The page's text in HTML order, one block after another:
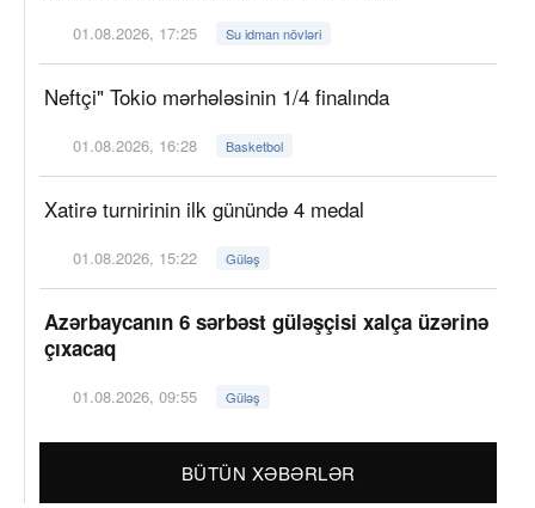
01.08.2026, 17:25 Su idman növləri
Neftçi" Tokio mərhələsinin 1/4 finalında
01.08.2026, 16:28 Basketbol
Xatirə turnirinin ilk günündə 4 medal
01.08.2026, 15:22 Güləş
Azərbaycanın 6 sərbəst güləşçisi xalça üzərinə
çıxacaq
01.08.2026, 09:55 Güləş
BÜTÜN XƏBƏRLƏR